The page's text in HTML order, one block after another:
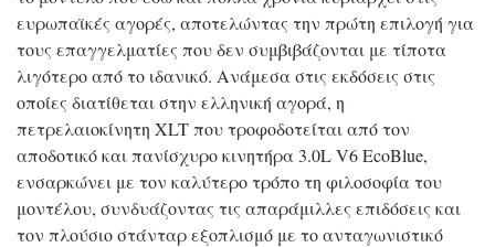
ευρωπαϊκές αγορές, αποτελώντας την πρώτη επιλογή για
τους επαγγελματίες που δεν συμβιβάζονται με τίποτα
λιγότερο από το ιδανικό. Ανάμεσα στις εκδόσεις στις
οποίες διατίθεται στην ελληνική αγορά, η
πετρελαιοκίνητη XLT που τροφοδοτείται από τον
αποδοτικό και πανίσχυρο κινητήρα 3.0L V6 EcoBlue,
ενσαρκώνει με τον καλύτερο τρόπο τη φιλοσοφία του
μοντέλου, συνδυάζοντας τις απαράμιλλες επιδόσεις και
τον πλούσιο στάνταρ εξοπλισμό με το ανταγωνιστικό